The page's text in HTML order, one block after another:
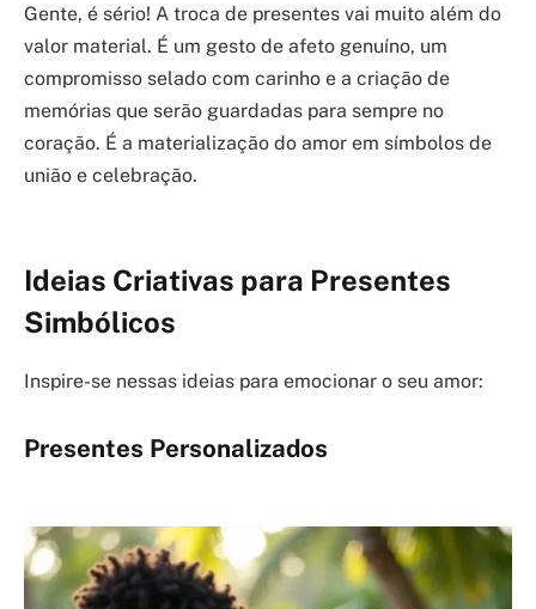
Gente, é sério! A troca de presentes vai muito além do
valor material. É um gesto de afeto genuíno, um
compromisso selado com carinho e a criação de
memórias que serão guardadas para sempre no
coração. É a materialização do amor em símbolos de
união e celebração.
Ideias Criativas para Presentes
Simbólicos
Inspire-se nessas ideias para emocionar o seu amor:
Presentes Personalizados